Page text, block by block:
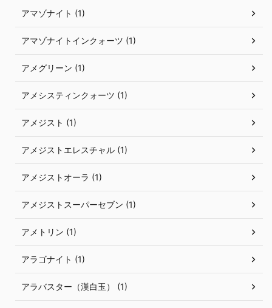
アマゾナイト (1)
アマゾナイトインクォーツ (1)
アメグリーン (1)
アメシスティンクォーツ (1)
アメジスト (1)
アメジストエレスチャル (1)
アメジストオーラ (1)
アメジストスーパーセブン (1)
アメトリン (1)
アラゴナイト (1)
アラバスター（漢白玉） (1)